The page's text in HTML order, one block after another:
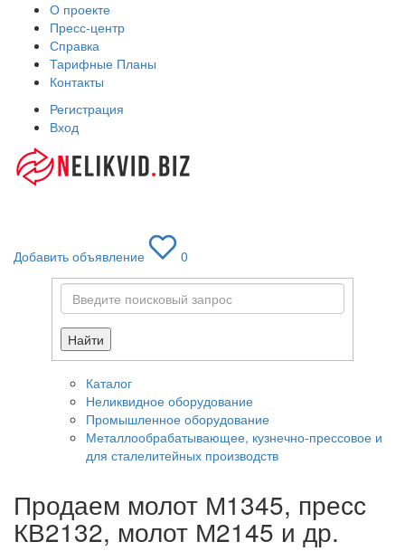
О проекте
Пресс-центр
Справка
Тарифные Планы
Контакты
Регистрация
Вход
Добавить объявление
0
Найти
Каталог
Неликвидное оборудование
Промышленное оборудование
Металлообрабатывающее, кузнечно-прессовое и
для сталелитейных производств
Продаем молот М1345, пресс
КВ2132, молот М2145 и др.